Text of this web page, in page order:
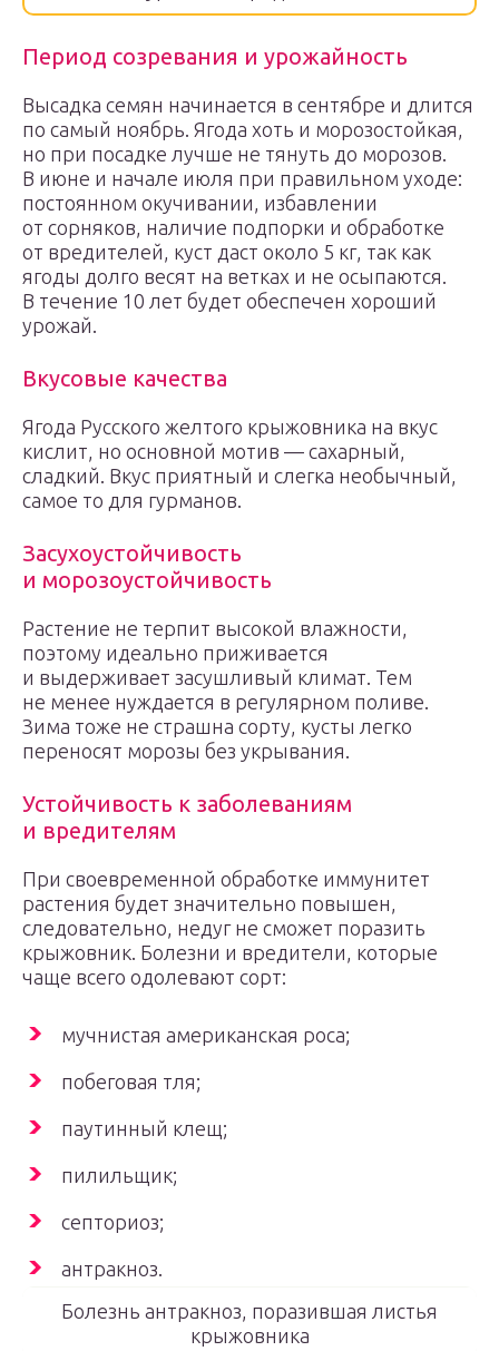
Период созревания и урожайность
Высадка семян начинается в сентябре и длится
по самый ноябрь. Ягода хоть и морозостойкая,
но при посадке лучше не тянуть до морозов.
В июне и начале июля при правильном уходе:
постоянном окучивании, избавлении
от сорняков, наличие подпорки и обработке
от вредителей, куст даст около 5 кг, так как
ягоды долго весят на ветках и не осыпаются.
В течение 10 лет будет обеспечен хороший
урожай.
Вкусовые качества
Ягода Русского желтого крыжовника на вкус
кислит, но основной мотив — сахарный,
сладкий. Вкус приятный и слегка необычный,
самое то для гурманов.
Засухоустойчивость
и морозоустойчивость
Растение не терпит высокой влажности,
поэтому идеально приживается
и выдерживает засушливый климат. Тем
не менее нуждается в регулярном поливе.
Зима тоже не страшна сорту, кусты легко
переносят морозы без укрывания.
Устойчивость к заболеваниям
и вредителям
При своевременной обработке иммунитет
растения будет значительно повышен,
следовательно, недуг не сможет поразить
крыжовник. Болезни и вредители, которые
чаще всего одолевают сорт:
мучнистая американская роса;
побеговая тля;
паутинный клещ;
пилильщик;
септориоз;
антракноз.
Болезнь антракноз, поразившая листья
крыжовника